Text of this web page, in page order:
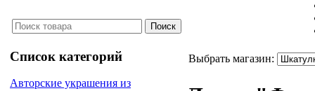
Список категорий
Авторские украшения из
Выбрать магазин: